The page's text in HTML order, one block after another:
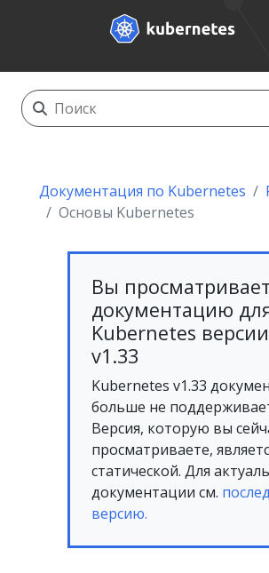
Документация по Kubernetes
Основы Kubernetes
Вы
документацию
Kubernetes
v1.33
Kubernetes v1.33
больше не
Версия, которую вы
просматриваете,
статической. Для
документации см.
версию.